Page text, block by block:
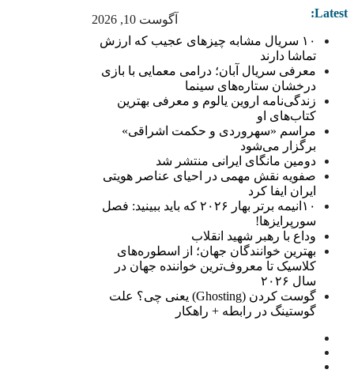
آگوست 10, 2026 Latest:
۱۰ سریال مشابه چیزهای عجیب که ارزش
تماشا دارند
معرفی سریال آبان؛ درامی معمایی با بازی
درخشان ستاره‌های سینما
زندگی‌نامه اروین یالوم و معرفی بهترین
کتاب‌های او
مراسم «سهروردی و حکمت اشراقی»
برگزار می‌شود
دومین مانگای ایرانی منتشر شد
صفویه نقش مهمی در احیای عناصر هویتی
ایران ایفا کرد
۱۰انیمه برتر بهار ۲۰۲۶ که باید ببینید: فصل
سورپرایزها!
وداع با رهبر شهید انقلاب
بهترین خوانندگان جهان؛ از اسطوره‌های
کلاسیک تا معروف‌ترین خواننده جهان در
سال ۲۰۲۶
گوست کردن (Ghosting) یعنی چی؟ علت
گوستینگ در رابطه + راهکار